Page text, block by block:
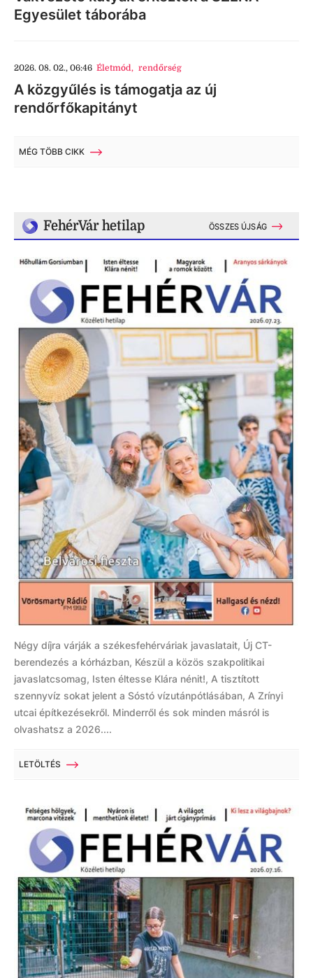
Egyesület táborába
2026. 08. 02., 06:46 Életmód, rendőrség
A közgyűlés is támogatja az új
rendőrfőkapitányt
MÉG TÖBB CIKK
FehérVár hetilap ÖSSZES ÚJSÁG
Négy díjra várják a székesfehérváriak javaslatait, Új CT-
berendezés a kórházban, Készül a közös szakpolitikai
javaslatcsomag, Isten éltesse Klára nénit!, A tisztított
szennyvíz sokat jelent a Sóstó vízutánpótlásában, A Zrínyi
utcai építkezésekről. Minderről és sok minden másról is
olvashatsz a 2026....
LETÖLTÉS